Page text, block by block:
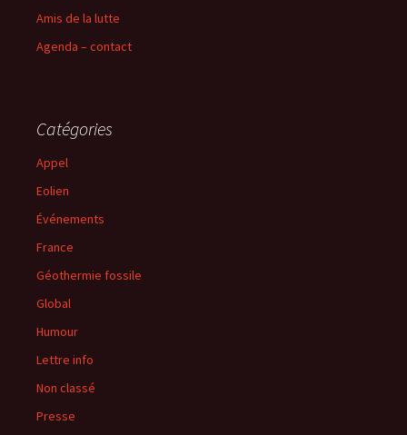
Amis de la lutte
Agenda – contact
Catégories
Appel
Eolien
Événements
France
Géothermie fossile
Global
Humour
Lettre info
Non classé
Presse